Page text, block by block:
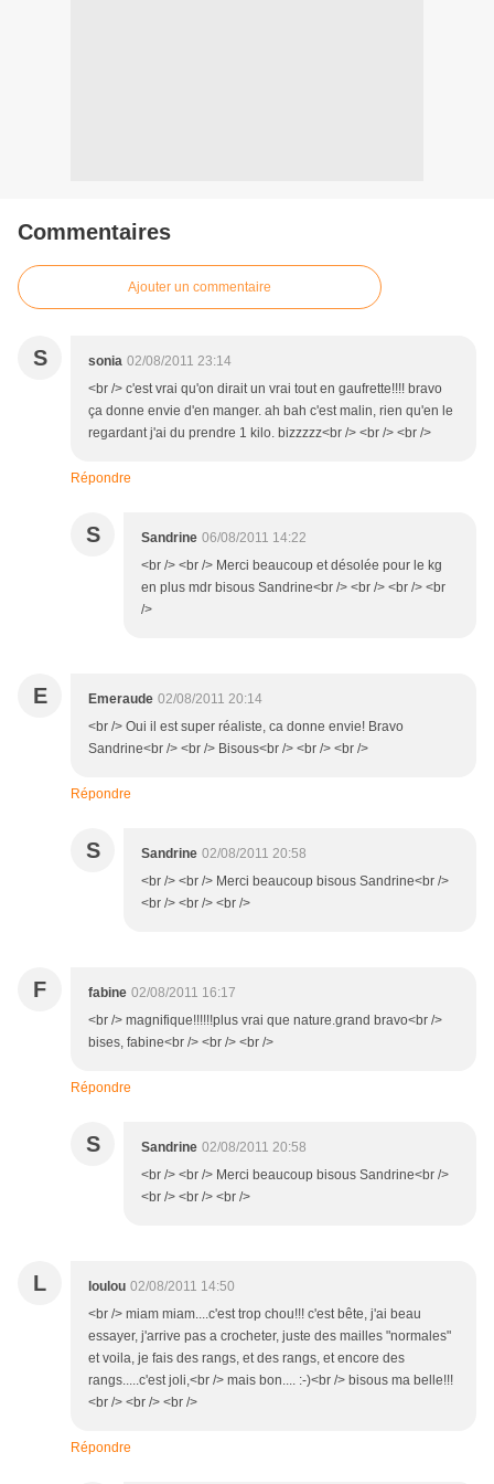
Commentaires
Ajouter un commentaire
S sonia 02/08/2011 23:14
<br /> c'est vrai qu'on dirait un vrai tout en gaufrette!!!! bravo
ça donne envie d'en manger. ah bah c'est malin, rien qu'en le
regardant j'ai du prendre 1 kilo. bizzzzz<br /> <br /> <br />
Répondre
S Sandrine 06/08/2011 14:22
<br /> <br /> Merci beaucoup et désolée pour le kg
en plus mdr bisous Sandrine<br /> <br /> <br /> <br
/>
E Emeraude 02/08/2011 20:14
<br /> Oui il est super réaliste, ca donne envie! Bravo
Sandrine<br /> <br /> Bisous<br /> <br /> <br />
Répondre
S Sandrine 02/08/2011 20:58
<br /> <br /> Merci beaucoup bisous Sandrine<br />
<br /> <br /> <br />
F fabine 02/08/2011 16:17
<br /> magnifique!!!!!!plus vrai que nature.grand bravo<br />
bises, fabine<br /> <br /> <br />
Répondre
S Sandrine 02/08/2011 20:58
<br /> <br /> Merci beaucoup bisous Sandrine<br />
<br /> <br /> <br />
L loulou 02/08/2011 14:50
<br /> miam miam....c'est trop chou!!! c'est bête, j'ai beau
essayer, j'arrive pas a crocheter, juste des mailles "normales"
et voila, je fais des rangs, et des rangs, et encore des
rangs.....c'est joli,<br /> mais bon.... :-)<br /> bisous ma belle!!!
<br /> <br /> <br />
Répondre